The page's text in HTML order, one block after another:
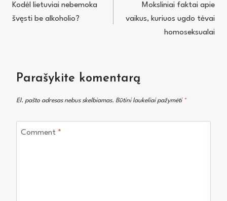
tarp
Kodėl lietuviai nebemoka
švęsti be alkoholio?
Moksliniai faktai apie
vaikus, kuriuos ugdo tėvai
homoseksualai
Parašykite komentarą
El. pašto adresas nebus skelbiamas. Būtini laukeliai pažymėti *
Comment *